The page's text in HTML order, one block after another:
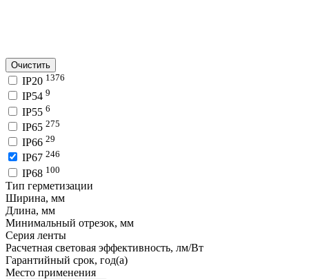
Очистить
IP20 1376
IP54 9
IP55 6
IP65 275
IP66 29
IP67 246
IP68 100
Тип герметизации
Ширина, мм
Длина, мм
Минимальный отрезок, мм
Серия ленты
Расчетная световая эффективность, лм/Вт
Гарантийный срок, год(а)
Место применения